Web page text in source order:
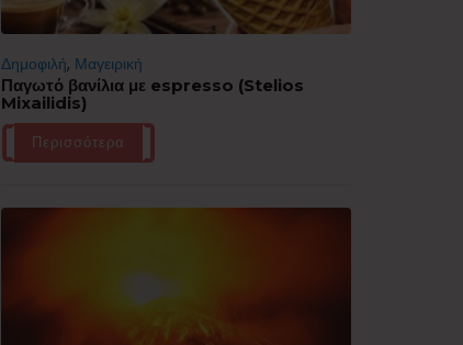
Δημοφιλή, Μαγειρική
Παγωτό βανίλια με espresso (Stelios
Mixailidis)
Περισσότερα